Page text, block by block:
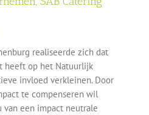
realiseerde zich dat
heeft op het Natuurlijk
invloed verkleinen. Door
te compenseren wil
van een impact neutrale